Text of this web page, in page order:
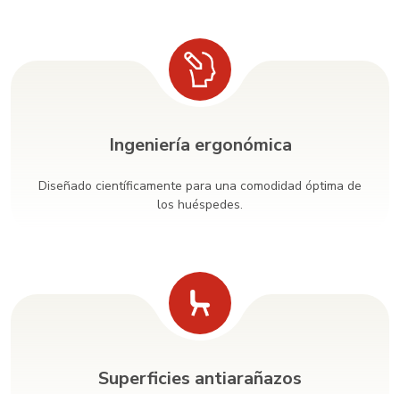
Ingeniería ergonómica
Diseñado científicamente para una comodidad óptima de
los huéspedes.
Superficies antiarañazos